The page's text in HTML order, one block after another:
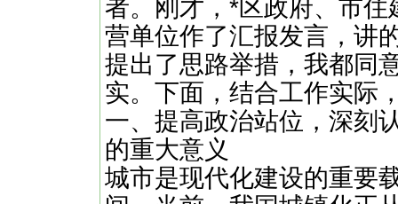
者。刚才，*区政府、市
营单位作了汇报发言，讲
提出了思路举措，我都同
实。下面，结合工作实际
一、提高政治站位，深刻
的重大意义
城市是现代化建设的重要